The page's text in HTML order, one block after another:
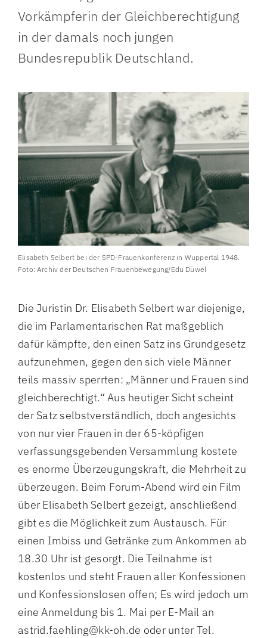
Vorkämpferin der Gleichberechtigung
in der damals noch jungen
Bundesrepublik Deutschland.
Elisabeth Selbert bei der SPD-Frauenkonferenz in Wuppertal 1948.
Foto: Archiv der Deutschen Frauenbewegung/Edu Düwel
Die Juristin Dr. Elisabeth Selbert war diejenige,
die im Parlamentarischen Rat maßgeblich
dafür kämpfte, den einen Satz ins Grundgesetz
aufzunehmen, gegen den sich viele Männer
teils massiv sperrten: „Männer und Frauen sind
gleichberechtigt.“ Aus heutiger Sicht scheint
der Satz selbstverständlich, doch angesichts
von nur vier Frauen in der 65-köpfigen
verfassungsgebenden Versammlung kostete
es enorme Überzeugungskraft, die Mehrheit zu
überzeugen. Beim Forum-Abend wird ein Film
über Elisabeth Selbert gezeigt, anschließend
gibt es die Möglichkeit zum Austausch. Für
einen Imbiss und Getränke zum Ankommen ab
18.30 Uhr ist gesorgt. Die Teilnahme ist
kostenlos und steht Frauen aller Konfessionen
und Konfessionslosen offen; Es wird jedoch um
eine Anmeldung bis 1. Mai per E-Mail an
astrid.faehling@kk-oh.de oder unter Tel.